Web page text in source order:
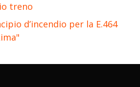
treno
d’incendio per la E.464